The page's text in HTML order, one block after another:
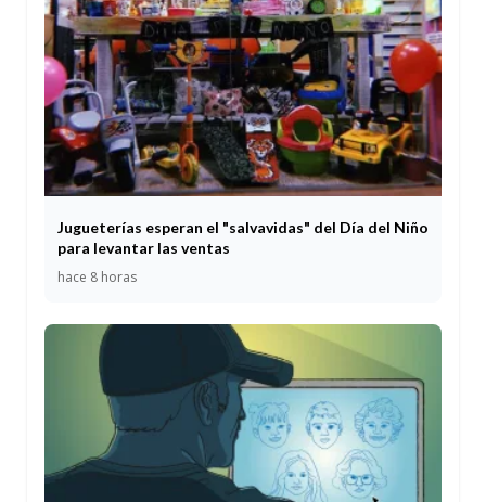
Jugueterías esperan el "salvavidas" del Día del Niño
para levantar las ventas
hace 8 horas